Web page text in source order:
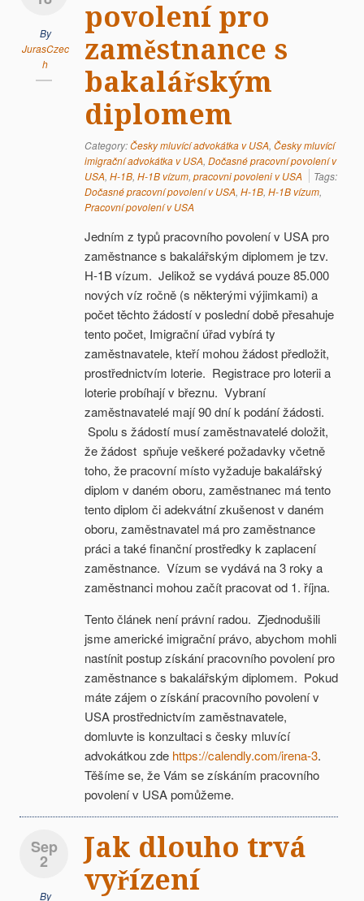
By
JurasCzec
h
povolení pro
zaměstnance s
bakalářským
diplomem
Category:Česky mluvící advokátka v USA, Česky mluvící
imigrační advokátka v USA, Dočasné pracovní povolení v
USA, H-1B, H-1B vízum, pracovni povoleni v USA
Tags:
Dočasné pracovní povolení v USA, H-1B, H-1B vízum,
Pracovní povolení v USA
Jedním z typů pracovního povolení v USA pro
zaměstnance s bakalářským diplomem je tzv.
H-1B vízum. Jelikož se vydává pouze 85.000
nových víz ročně (s některými výjimkami) a
počet těchto žádostí v poslední době přesahuje
tento počet, Imigrační úřad vybírá ty
zaměstnavatele, kteří mohou žádost předložit,
prostřednictvím loterie. Registrace pro loterii a
loterie probíhají v březnu. Vybraní
zaměstnavatelé mají 90 dní k podání žádosti.
Spolu s žádostí musí zaměstnavatelé doložit,
že žádost spňuje veškeré požadavky včetně
toho, že pracovní místo vyžaduje bakalářský
diplom v daném oboru, zaměstnanec má tento
tento diplom či adekvátní zkušenost v daném
oboru, zaměstnavatel má pro zaměstnance
práci a také finanční prostředky k zaplacení
zaměstnance. Vízum se vydává na 3 roky a
zaměstnanci mohou začít pracovat od 1. října.
Tento článek není právní radou. Zjednodušili
jsme americké imigrační právo, abychom mohli
nastínit postup získání pracovního povolení pro
zaměstnance s bakalářským diplomem. Pokud
máte zájem o získání pracovního povolení v
USA prostřednictvím zaměstnavatele,
domluvte is konzultaci s česky mluvící
advokátkou zde https://calendly.com/irena-3.
Těšíme se, že Vám se získáním pracovního
povolení v USA pomůžeme.
Sep
2
By
Jak dlouho trvá
vyřízení